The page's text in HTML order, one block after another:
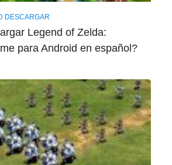
DESCARGAR
Legend of Zelda:
para Android en español?